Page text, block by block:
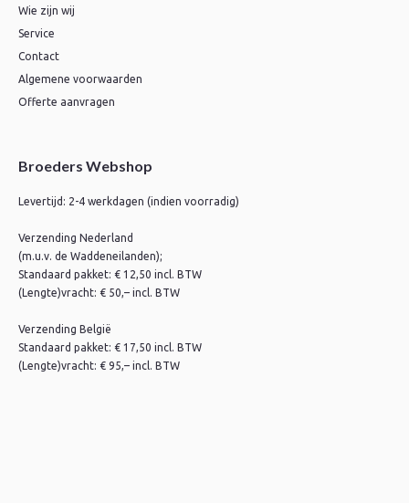
Wie zijn wij
Service
Contact
Algemene voorwaarden
Offerte aanvragen
Broeders Webshop
Levertijd: 2-4 werkdagen (indien voorradig)
Verzending Nederland
(m.u.v. de Waddeneilanden);
Standaard pakket: € 12,50 incl. BTW
(Lengte)vracht: € 50,– incl. BTW
Verzending België
Standaard pakket: € 17,50 incl. BTW
(Lengte)vracht: € 95,– incl. BTW